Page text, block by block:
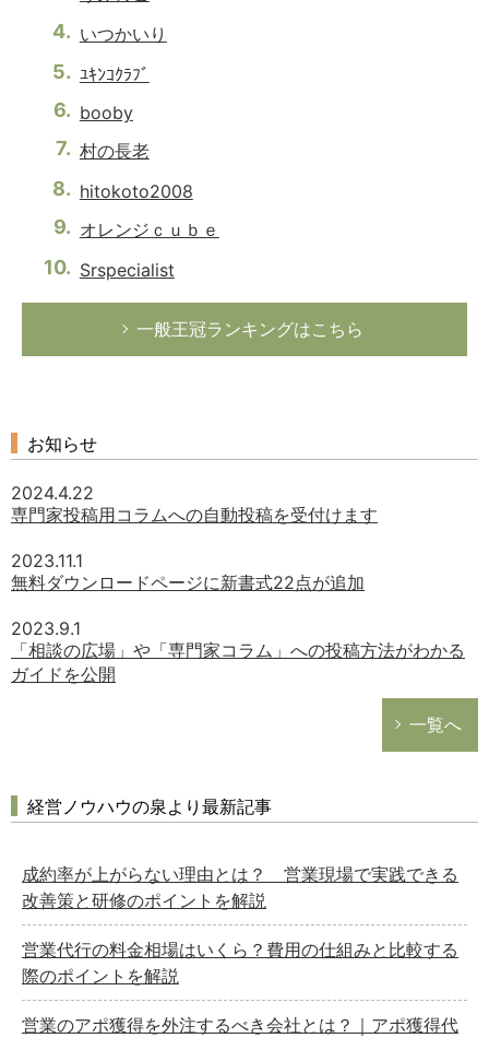
いつかいり
ﾕｷﾝｺｸﾗﾌﾞ
booby
村の長老
hitokoto2008
オレンジｃｕｂｅ
Srspecialist
一般王冠ランキングはこちら
お知らせ
2024.4.22
専門家投稿用コラムへの自動投稿を受付けます
2023.11.1
無料ダウンロードページに新書式22点が追加
2023.9.1
「相談の広場」や「専門家コラム」への投稿方法がわかる
ガイドを公開
一覧へ
経営ノウハウの泉より最新記事
成約率が上がらない理由とは？ 営業現場で実践できる
改善策と研修のポイントを解説
営業代行の料金相場はいくら？費用の仕組みと比較する
際のポイントを解説
営業のアポ獲得を外注するべき会社とは？｜アポ獲得代